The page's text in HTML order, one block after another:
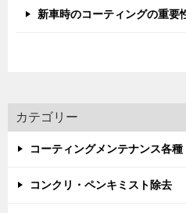
新車時のコーティングの重要
カテゴリー
コーティングメンテナンス各種
コンクリ・ペンキミスト除去